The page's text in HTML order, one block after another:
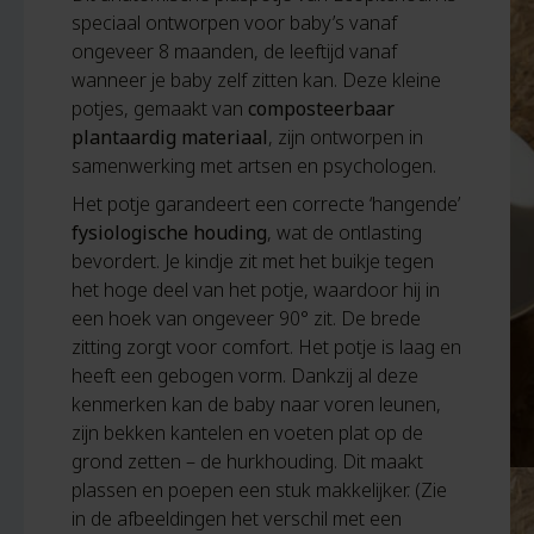
speciaal ontworpen voor baby’s vanaf
ongeveer 8 maanden, de leeftijd vanaf
wanneer je baby zelf zitten kan. Deze kleine
potjes, gemaakt van composteerbaar
plantaardig materiaal, zijn ontworpen in
samenwerking met artsen en psychologen.
Het potje garandeert een correcte ‘hangende’
fysiologische houding, wat de ontlasting
bevordert. Je kindje zit met het buikje tegen
het hoge deel van het potje, waardoor hij in
een hoek van ongeveer 90° zit. De brede
zitting zorgt voor comfort. Het potje is laag en
heeft een gebogen vorm. Dankzij al deze
kenmerken kan de baby naar voren leunen,
zijn bekken kantelen en voeten plat op de
grond zetten – de hurkhouding. Dit maakt
plassen en poepen een stuk makkelijker. (Zie
in de afbeeldingen het verschil met een